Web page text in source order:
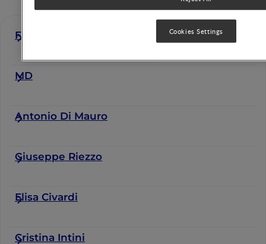
Flavia Indrio
MD
Antonio Di Mauro
Giuseppe Riezzo
Elisa Civardi
Cristina Intini
Cookies Settings